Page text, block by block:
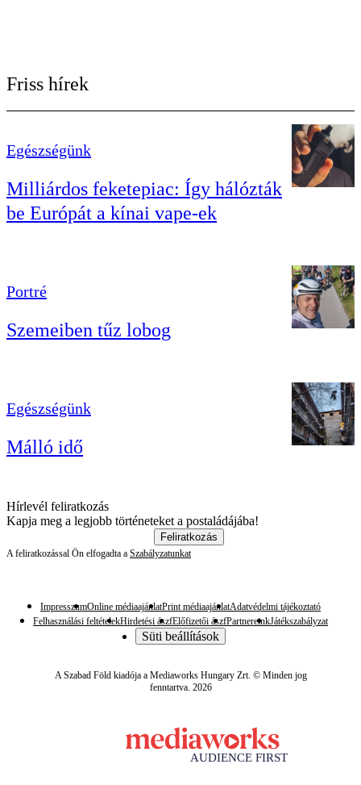
Friss hírek
Egészségünk
Milliárdos feketepiac: Így hálózták
be Európát a kínai vape-ek
Portré
Szemeiben tűz lobog
Egészségünk
Málló idő
Hírlevél feliratkozás
Kapja meg a legjobb történeteket a postaládájába!
Feliratkozás
A feliratkozással Ön elfogadta a Szabályzatunkat
ImpresszumOnline médiaajánlatPrint médiaajánlatAdatvédelmi tájékoztató
Felhasználási feltételekHirdetési ászfElőfizetői ászfPartnereinkJátékszabályzat
Süti beállítások
A Szabad Föld kiadója a Mediaworks Hungary Zrt. © Minden jog
fenntartva. 2026